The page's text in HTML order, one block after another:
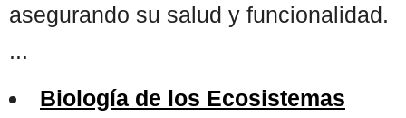
asegurando su salud y funcionalidad.
...
Biología de los Ecosistemas